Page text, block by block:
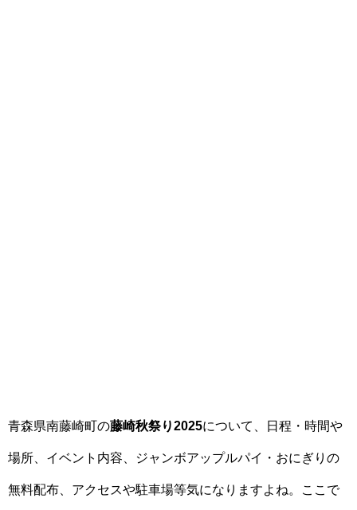
青森県南藤崎町の藤崎秋祭り2025について、日程・時間や
場所、イベント内容、ジャンボアップルパイ・おにぎりの
無料配布、アクセスや駐車場等気になりますよね。ここで